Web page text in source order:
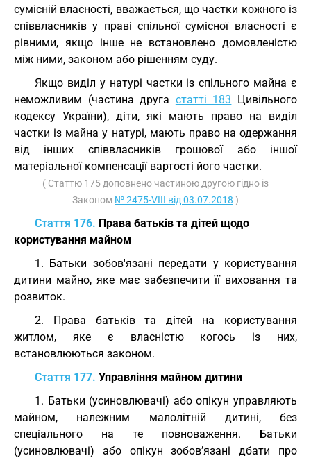
сумісній власності, вважається, що частки кожного із
співвласників у праві спільної сумісної власності є
рівними, якщо інше не встановлено домовленістю
між ними, законом або рішенням суду.
Якщо виділ у натурі частки із спільного майна є
неможливим (частина друга статті 183 Цивільного
кодексу України), діти, які мають право на виділ
частки із майна у натурі, мають право на одержання
від інших співвласників грошової або іншої
матеріальної компенсації вартості його частки.
( Статтю 175 доповнено частиною другою гідно із
Законом № 2475-VIII від 03.07.2018 )
Стаття 176. Права батьків та дітей щодо
користування майном
1. Батьки зобов'язані передати у користування
дитини майно, яке має забезпечити її виховання та
розвиток.
2. Права батьків та дітей на користування
житлом, яке є власністю когось із них,
встановлюються законом.
Стаття 177. Управління майном дитини
1. Батьки (усиновлювачі) або опікун управляють
майном, належним малолітній дитині, без
спеціального на те повноваження. Батьки
(усиновлювачі) або опікун зобов’язані дбати про